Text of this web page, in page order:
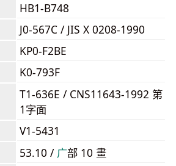
HB1-B748
J0-567C / JIS X 0208-1990
KP0-F2BE
K0-793F
T1-636E / CNS11643-1992 第
1字面
V1-5431
53.10 / ⼴部 10 畫